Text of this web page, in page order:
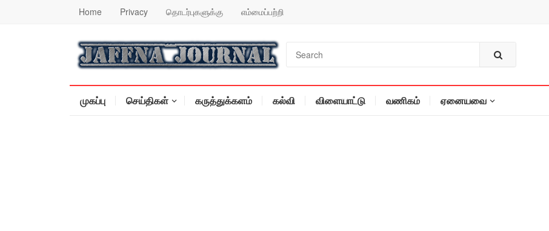
Home Privacy தொடர்புகளுக்கு எம்மைப்பற்றி
முகப்பு செய்திகள் கருத்துக்களம் கல்வி விளையாட்டு வணிகம் ஏனையவை